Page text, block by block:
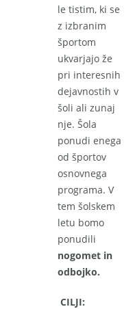
le tistim, ki se
z izbranim
športom
ukvarjajo že
pri interesnih
dejavnostih v
šoli ali zunaj
nje. Šola
ponudi enega
od športov
osnovnega
programa. V
tem šolskem
letu bomo
ponudili
nogomet in
odbojko.
CILJI: